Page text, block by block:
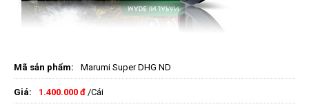
Mã sản phẩm: Marumi Super DHG ND
Giá: 1.400.000 đ /Cái